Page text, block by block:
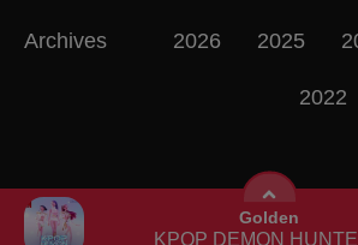
Golden
KPOP DEMON
Archives 2026 2025
2022